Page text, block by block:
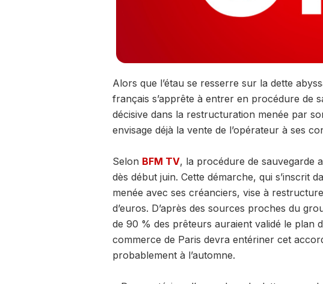
Alors que l’étau se resserre sur la dette
français s’apprête à entrer en procédure de
décisive dans la restructuration menée par
envisage déjà la vente de l’opérateur à ses
Selon BFM TV, la procédure de sauvegarde
dès début juin. Cette démarche, qui s’inscrit
menée avec ses créanciers, vise à
d’euros. D’après des sources proches du
de 90 % des prêteurs auraient validé le plan
commerce de Paris devra entériner cet
probablement à l’automne.